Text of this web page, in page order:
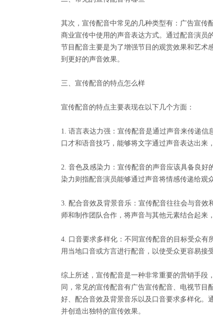
其次，宣传配音中常见的几种类型有：广告宣传
商业宣传中使用的声音表达方式。通过配音演员
节目配音主要是为了增强节目的观赏效果和艺术
到更好的声音效果。
三、宣传配音的特点怎么样
宣传配音的特点主要表现在以下几个方面：
1. 语言表达力强：宣传配音是通过声音来传递
口才和语音技巧，能够将文字通过声音表达出来
2. 音色及感染力：宣传配音的声音应该具备良
染力则指配音演员能够通过声音将情感传递给观
3. 配合音效及背景音乐：宣传配音往往会与音
师和制作团队合作，将声音与其他元素结合起来
4. 口音要求多样化：不同宣传配音的目标受众
用当地口音或方言进行配音，以使受众更容易接
综上所述，宣传配音是一种非常重要的营销手段
同，常见的宣传配音有广告宣传配音、电视节
好、配合音效及背景音乐以及口音要求多样化。
并创造出独特的宣传效果。